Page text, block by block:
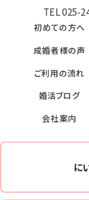
TEL 025-
初めての方へ
成婚者様の声
ご利用の流れ
婚活ブログ
会社案内
に